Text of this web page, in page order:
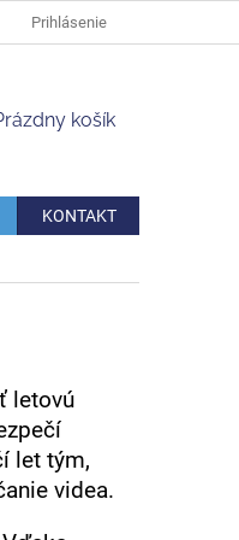
AKO REKLAMOVAŤ/VRÁTIŤ
Prihlásenie
košík
KONTAKT
letovú
let tým,
videa.